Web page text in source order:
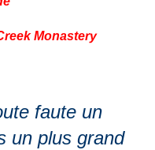
Monastery
faute un
un plus grand